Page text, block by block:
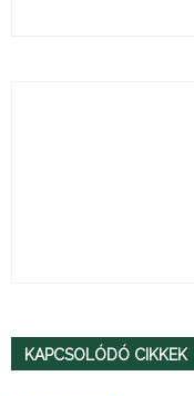
KAPCSOLÓDÓ CIKKEK